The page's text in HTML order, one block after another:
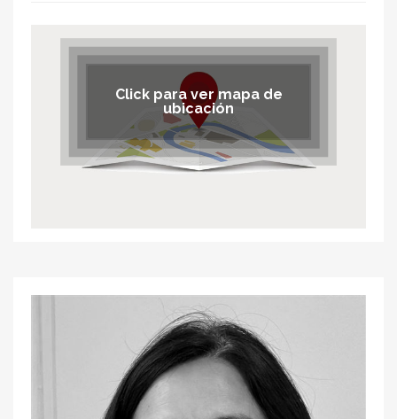
Click para ver mapa de
ubicación